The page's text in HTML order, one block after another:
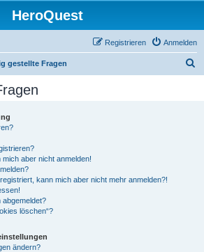
HeroQuest
Anmelden
Registrieren
gestellte Fragen
aber nicht anmelden!
kann mich aber nicht mehr anmelden?!
abgemeldet?
löschen“?
ändern?